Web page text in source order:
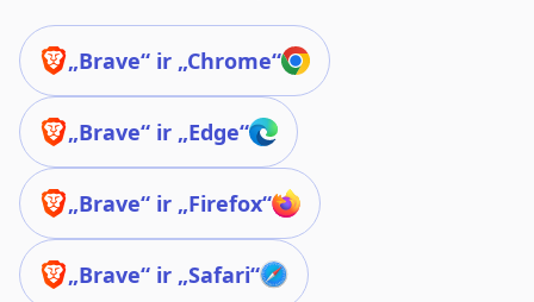
„Brave“ ir „Chrome“
„Brave“ ir „Edge“
„Brave“ ir „Firefox“
„Brave“ ir „Safari“